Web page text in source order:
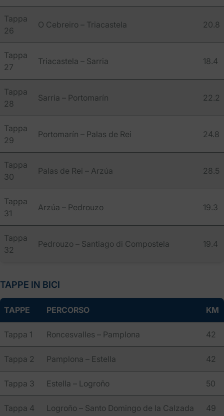
Tappa
26
O Cebreiro – Triacastela 20.8
Tappa
27
Triacastela – Sarria 18.4
Tappa
28
Sarria – Portomarín 22.2
Tappa
29
Portomarín – Palas de Rei 24.8
Tappa
30
Palas de Rei – Arzúa 28.5
Tappa
31
Arzúa – Pedrouzo 19.3
Tappa
32
Pedrouzo – Santiago di Compostela 19.4
TAPPE IN BICI
TAPPE PERCORSO KM
Tappa 1 Roncesvalles – Pamplona 42
Tappa 2 Pamplona – Estella 42
Tappa 3 Estella – Logroño 50
Tappa 4 Logroño – Santo Domingo de la Calzada 49